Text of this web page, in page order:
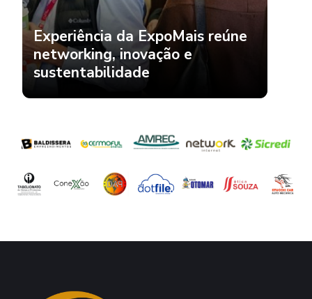
Experiência da ExpoMais reúne
networking, inovação e
sustentabilidade